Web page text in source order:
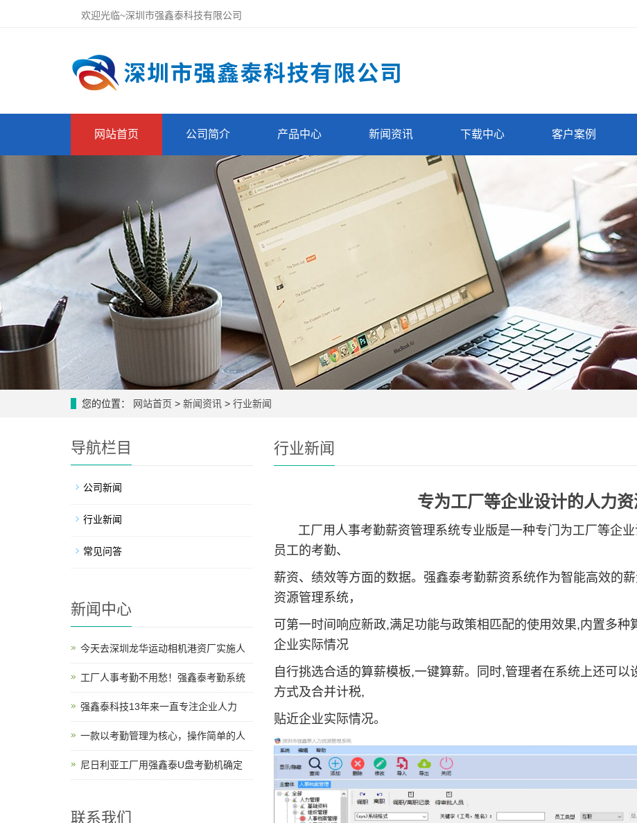
欢迎光临~深圳市强鑫泰科技有限公司
网站首页 公司简介 产品中心 新闻资讯 下载中心 客户案例
您的位置： 网站首页 > 新闻资讯 > 行业新闻
行业新闻
专为工厂等企业设计的人力
工厂用人事考勤薪资管理系统专业版是一种专门为工厂等企业
员工的考勤、
薪资、绩效等方面的数据。强鑫泰考勤薪资系统作为智能高效的
资源管理系统，
可第一时间响应新政,满足功能与政策相匹配的使用效果,内置多
企业实际情况
自行挑选合适的算薪模板,一键算薪。同时,管理者在系统上还可
方式及合并计税,
贴近企业实际情况。
导航栏目
公司新闻
行业新闻
常见问答
新闻中心
今天去深圳龙华运动相机港资厂实施人
工厂人事考勤不用愁！强鑫泰考勤系统
强鑫泰科技13年来一直专注企业人力
一款以考勤管理为核心，操作简单的人
尼日利亚工厂用强鑫泰U盘考勤机确定
联系我们